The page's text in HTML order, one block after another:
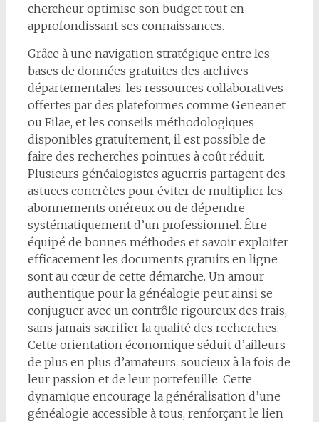
chercheur optimise son budget tout en
approfondissant ses connaissances.
Grâce à une navigation stratégique entre les
bases de données gratuites des archives
départementales, les ressources collaboratives
offertes par des plateformes comme Geneanet
ou Filae, et les conseils méthodologiques
disponibles gratuitement, il est possible de
faire des recherches pointues à coût réduit.
Plusieurs généalogistes aguerris partagent des
astuces concrètes pour éviter de multiplier les
abonnements onéreux ou de dépendre
systématiquement d’un professionnel. Être
équipé de bonnes méthodes et savoir exploiter
efficacement les documents gratuits en ligne
sont au cœur de cette démarche. Un amour
authentique pour la généalogie peut ainsi se
conjuguer avec un contrôle rigoureux des frais,
sans jamais sacrifier la qualité des recherches.
Cette orientation économique séduit d’ailleurs
de plus en plus d’amateurs, soucieux à la fois de
leur passion et de leur portefeuille. Cette
dynamique encourage la généralisation d’une
généalogie accessible à tous, renforçant le lien